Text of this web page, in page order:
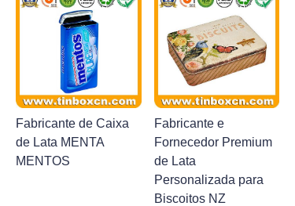
Fabricante de Caixa
de Lata MENTA
MENTOS
Fabricante e
Fornecedor Premium
de Lata
Personalizada para
Biscoitos NZ